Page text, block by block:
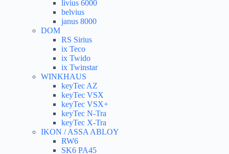
livius 6000
belvius
janus 8000
DOM
RS Sirius
ix Teco
ix Twido
ix Twinstar
WINKHAUS
keyTec AZ
keyTec VSX
keyTec VSX+
keyTec N-Tra
keyTec X-Tra
IKON / ASSA ABLOY
RW6
SK6 PA45